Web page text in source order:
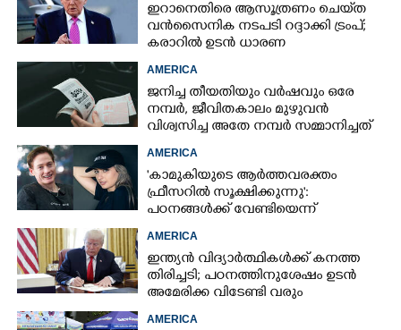
ഇറാനെതിരെ ആസൂത്രണം ചെയ്‌ത
വൻസൈനിക നടപടി റദ്ദാക്കി ട്രംപ്;
കരാറിൽ ഉടൻ ധാരണ
AMERICA
ജനിച്ച തീയതിയും വർഷവും ഒരേ
നമ്പർ, ജീവിതകാലം മുഴുവൻ
വിശ്വസിച്ച അതേ നമ്പർ സമ്മാനിച്ചത്
AMERICA
'കാമുകിയുടെ ആർത്തവരക്തം
ഫ്രീസറിൽ സൂക്ഷിക്കുന്നു':
പഠനങ്ങൾക്ക് വേണ്ടിയെന്ന്
ജോൺസന്റെ പോസ്റ്റ്
AMERICA
ഇന്ത്യൻ വിദ്യാർത്ഥികൾക്ക് കനത്ത
തിരിച്ചടി; പഠനത്തിനുശേഷം ഉടൻ
അമേരിക്ക വിടേണ്ടി വരും
AMERICA